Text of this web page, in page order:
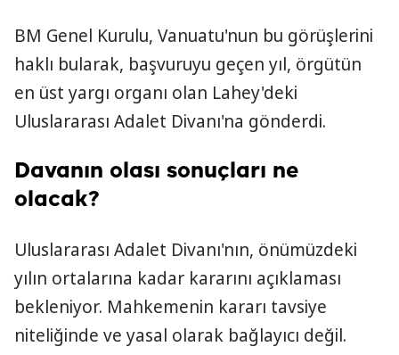
BM Genel Kurulu, Vanuatu'nun bu görüşlerini
haklı bularak, başvuruyu geçen yıl, örgütün
en üst yargı organı olan Lahey'deki
Uluslararası Adalet Divanı'na gönderdi.
Davanın olası sonuçları ne
olacak?
Uluslararası Adalet Divanı'nın, önümüzdeki
yılın ortalarına kadar kararını açıklaması
bekleniyor. Mahkemenin kararı tavsiye
niteliğinde ve yasal olarak bağlayıcı değil.